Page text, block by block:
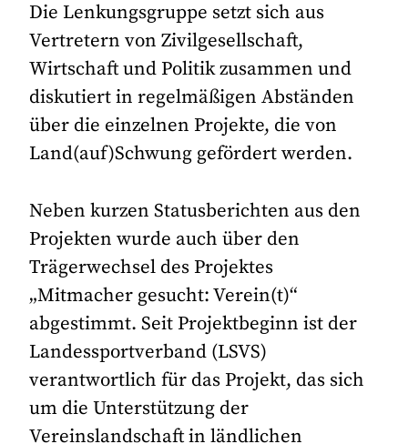
Die Lenkungsgruppe setzt sich aus
Vertretern von Zivilgesellschaft,
Wirtschaft und Politik zusammen und
diskutiert in regelmäßigen Abständen
über die einzelnen Projekte, die von
Land(auf)Schwung gefördert werden.
Neben kurzen Statusberichten aus den
Projekten wurde auch über den
Trägerwechsel des Projektes
„Mitmacher gesucht: Verein(t)“
abgestimmt. Seit Projektbeginn ist der
Landessportverband (LSVS)
verantwortlich für das Projekt, das sich
um die Unterstützung der
Vereinslandschaft in ländlichen